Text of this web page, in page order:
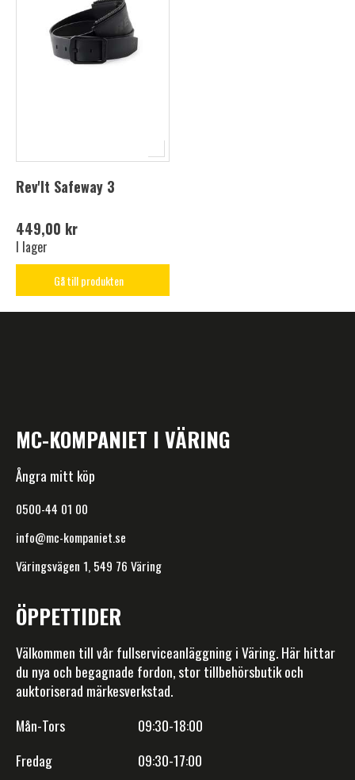
Rev'It Safeway 3
449,00 kr
I lager
Gå till produkten
MC-KOMPANIET I VÄRING
Ångra mitt köp
0500-44 01 00
info@mc-kompaniet.se
Väringsvägen 1, 549 76 Väring
ÖPPETTIDER
Välkommen till vår fullserviceanläggning i Väring. Här hittar
du nya och begagnade fordon, stor tillbehörsbutik och
auktoriserad märkesverkstad.
Mån-Tors 09:30-18:00
Fredag 09:30-17:00